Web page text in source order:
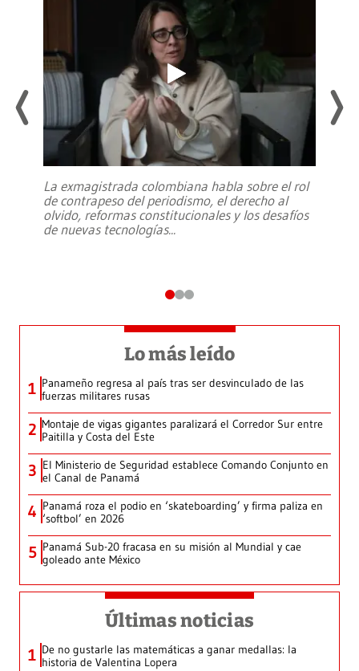
La exmagistrada colombiana habla sobre el rol
de contrapeso del periodismo, el derecho al
olvido, reformas constitucionales y los desafíos
de nuevas tecnologías...
Lo más leído
1 Panameño regresa al país tras ser desvinculado de las
fuerzas militares rusas
2 Montaje de vigas gigantes paralizará el Corredor Sur entre
Paitilla y Costa del Este
3 El Ministerio de Seguridad establece Comando Conjunto en
el Canal de Panamá
4 Panamá roza el podio en ‘skateboarding’ y firma paliza en
‘softbol’ en 2026
5 Panamá Sub-20 fracasa en su misión al Mundial y cae
goleado ante México
Últimas noticias
1 De no gustarle las matemáticas a ganar medallas: la
historia de Valentina Lopera